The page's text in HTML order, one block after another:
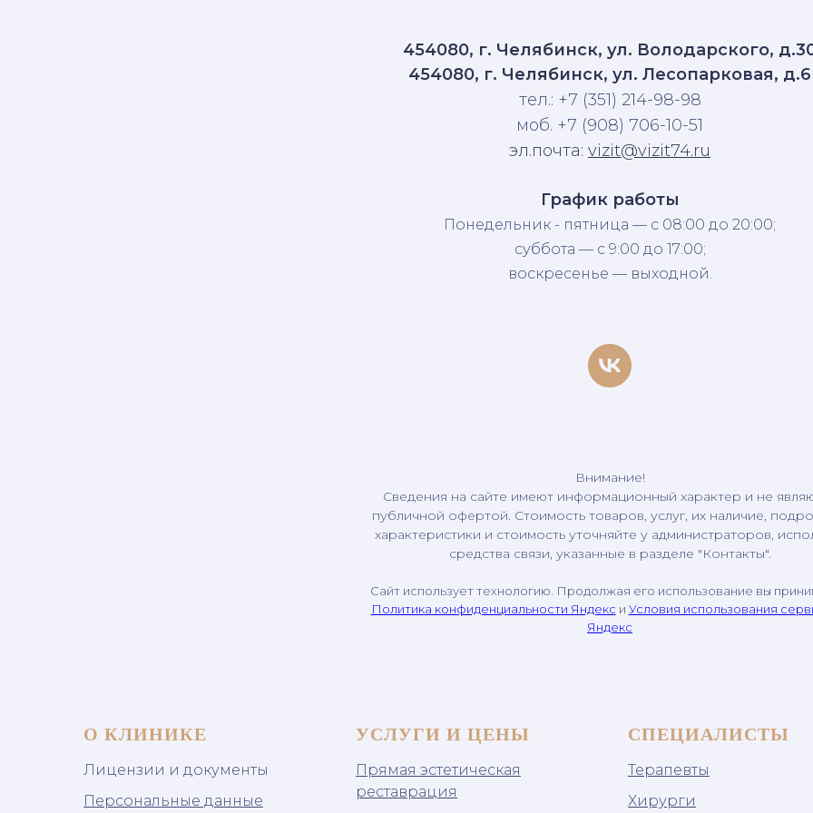
454080, г. Челябинск, ул. Володарского,
454080, г. Челябинск, ул. Лесопарковая, д.6
тел.: +7 (351) 214-98-98
моб. +7 (908) 706-10-51
эл.почта: vizit@vizit74.ru
График работы
Понедельник - пятница — с 08:00 до 20:00;
суббота — с 9:00 до 17:00;
воскресенье — выходной.
Внимание!
Сведения на сайте имеют информационный характер и не
публичной офертой. Стоимость товаров, услуг, их наличие,
характеристики и стоимость уточняйте у администраторов,
средства связи, указанные в разделе "Контакты".
Сайт использует технологию. Продолжая его использование вы
Политика конфиденциальности Яндекс и Условия использования
Яндекс
О КЛИНИКЕ
Лицензии и документы
Персональные данные
УСЛУГИ И ЦЕНЫ
Прямая эстетическая
реставрация
СПЕЦИАЛИСТЫ
Терапевты
Хирурги